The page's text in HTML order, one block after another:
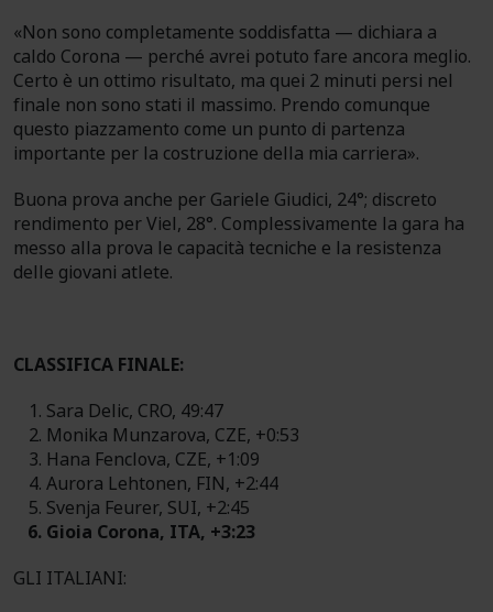
«Non sono completamente soddisfatta — dichiara a
caldo Corona — perché avrei potuto fare ancora meglio.
Certo è un ottimo risultato, ma quei 2 minuti persi nel
finale non sono stati il massimo. Prendo comunque
questo piazzamento come un punto di partenza
importante per la costruzione della mia carriera».
Buona prova anche per Gariele Giudici, 24°; discreto
rendimento per Viel, 28°. Complessivamente la gara ha
messo alla prova le capacità tecniche e la resistenza
delle giovani atlete.
CLASSIFICA FINALE:
Sara Delic, CRO, 49:47
Monika Munzarova, CZE, +0:53
Hana Fenclova, CZE, +1:09
Aurora Lehtonen, FIN, +2:44
Svenja Feurer, SUI, +2:45
Gioia Corona, ITA, +3:23
GLI ITALIANI: